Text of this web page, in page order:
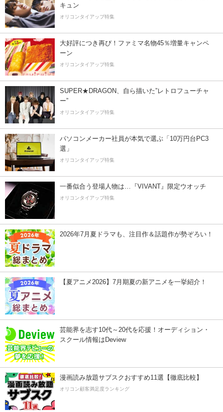
キュン
オリコンタイアップ特集
大好評につき再び！ファミマ名物45％増量キャンペ
ーン
オリコンタイアップ特集
SUPER★DRAGON、自ら描いた”レトロフューチャ
ー”
オリコンタイアップ特集
パソコンメーカー社員が本気で選ぶ「10万円台PC3
選」
オリコンタイアップ特集
一番似合う登場人物は…『VIVANT』限定ウオッチ
オリコンタイアップ特集
2026年7月夏ドラマも、注目作＆話題作が勢ぞろい！
【夏アニメ2026】7月期夏の新アニメを一挙紹介！
芸能界を志す10代～20代を応援！オーディション・
スクール情報はDeview
漫画読み放題サブスクおすすめ11選【徹底比較】
オリコン顧客満足度ランキング